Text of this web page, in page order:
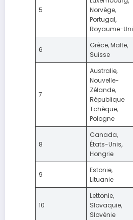
5
Norvège,
Portugal,
Royaume-Uni
6
Grèce, Malte,
Suisse
7
Australie,
Nouvelle-
Zélande,
République
Tchèque,
Pologne
8
Canada,
États-Unis,
Hongrie
9
Estonie,
Lituanie
10
Lettonie,
Slovaquie,
Slovénie